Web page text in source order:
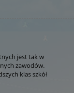
jest tak w
zawodów.
klas szkół